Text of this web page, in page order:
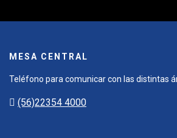
MESA CENTRAL
Teléfono para comunicar con las distintas
(56)22354 4000